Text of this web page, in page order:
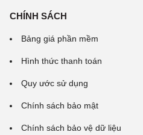
CHÍNH SÁCH
Bảng giá phần mềm
Hình thức thanh toán
Quy ước sử dụng
Chính sách bảo mật
Chính sách bảo vệ dữ liệu